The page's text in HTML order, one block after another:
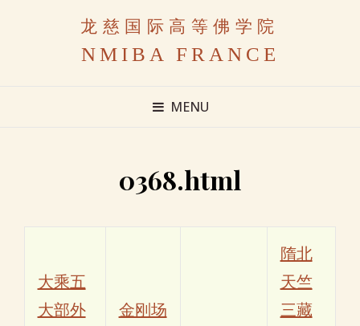
龙慈国际高等佛学院
NMIBA FRANCE
MENU
0368.html
大乘五
大部外
金刚场
隋北
天竺
三藏